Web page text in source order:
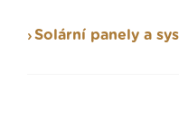
Solární panely a